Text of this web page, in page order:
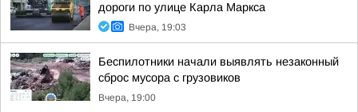
дороги по улице Карла Маркса
Вчера, 19:03
Беспилотники начали выявлять незаконный
сброс мусора с грузовиков
Вчера, 19:00